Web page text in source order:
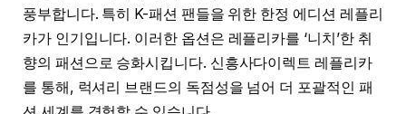
풍부합니다. 특히 K-패션 팬들을 위한 한정 에디션 레플리
카가 인기입니다. 이러한 옵션은 레플리카를 ‘니치’한 취
향의 패션으로 승화시킵니다. 신흥사다이렉트 레플리카
를 통해, 럭셔리 브랜드의 독점성을 넘어 더 포괄적인 패